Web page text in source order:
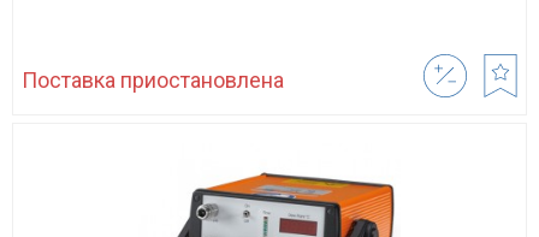
Поставка приостановлена